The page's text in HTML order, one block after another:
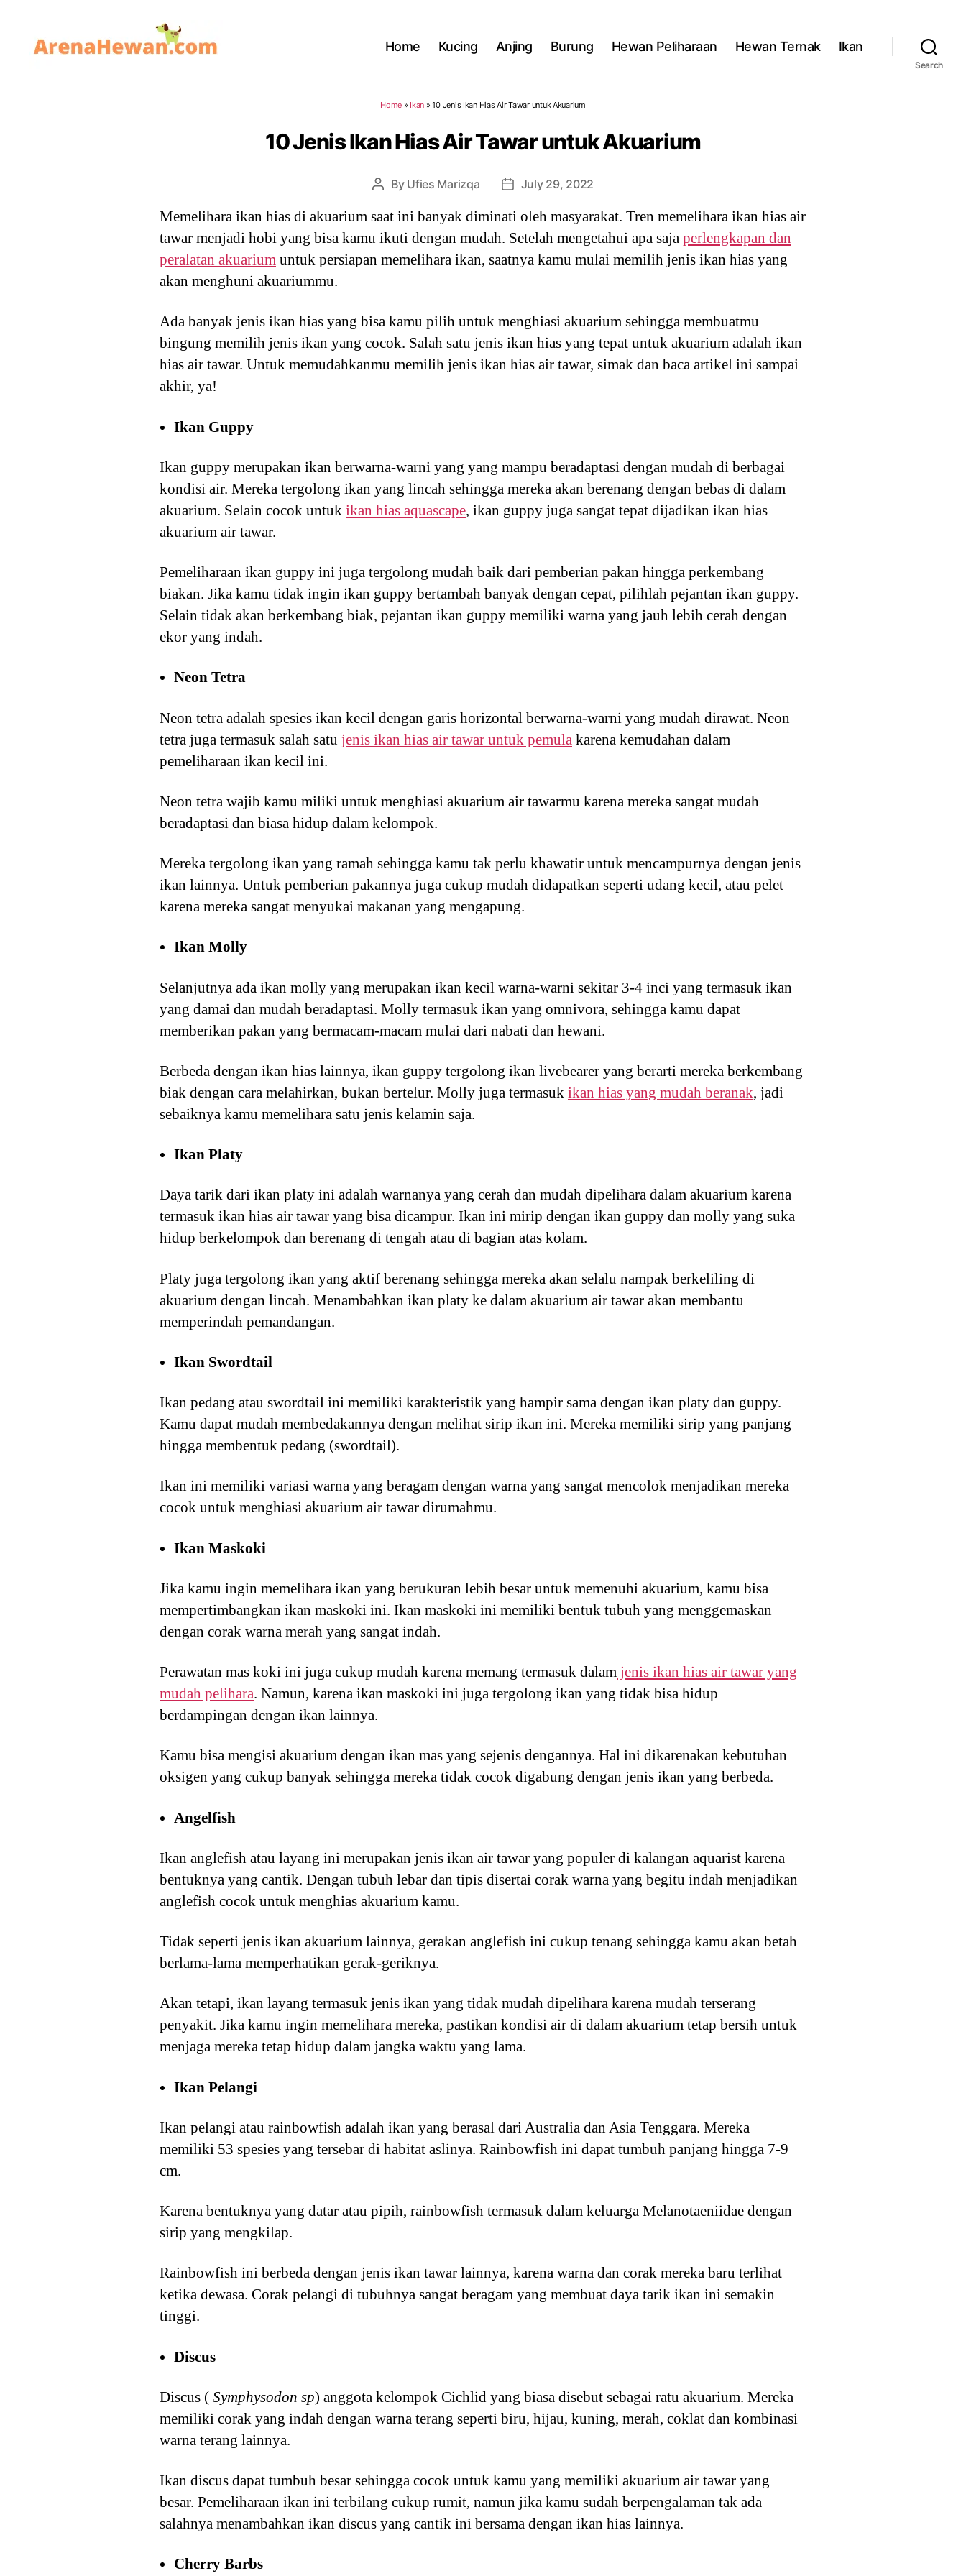
Home Kucing Anjing Burung Hewan Peliharaan Hewan Ternak Ikan
Search
Home » Ikan »10 Jenis Ikan Hias Air Tawar untuk Akuarium
10 Jenis Ikan Hias Air Tawar untuk Akuarium
Post
By Ufies Marizqa
PostJuly 29, 2022
Memelihara ikan hias di akuarium saat ini banyak diminati oleh masyarakat. Tren memelihara ikan hias air
tawar menjadi hobi yang bisa kamu ikuti dengan mudah. Setelah mengetahui apa saja perlengkapan dan
peralatan akuarium untuk persiapan memelihara ikan, saatnya kamu mulai memilih jenis ikan hias yang
akan menghuni akuariummu.
Ada banyak jenis ikan hias yang bisa kamu pilih untuk menghiasi akuarium sehingga membuatmu
bingung memilih jenis ikan yang cocok. Salah satu jenis ikan hias yang tepat untuk akuarium adalah ikan
hias air tawar. Untuk memudahkanmu memilih jenis ikan hias air tawar, simak dan baca artikel ini sampai
akhir, ya!
Ikan Guppy
Ikan guppy merupakan ikan berwarna-warni yang yang mampu beradaptasi dengan mudah di berbagai
kondisi air. Mereka tergolong ikan yang lincah sehingga mereka akan berenang dengan bebas di dalam
akuarium. Selain cocok untuk ikan hias aquascape, ikan guppy juga sangat tepat dijadikan ikan hias
akuarium air tawar.
Pemeliharaan ikan guppy ini juga tergolong mudah baik dari pemberian pakan hingga perkembang
biakan. Jika kamu tidak ingin ikan guppy bertambah banyak dengan cepat, pilihlah pejantan ikan guppy.
Selain tidak akan berkembang biak, pejantan ikan guppy memiliki warna yang jauh lebih cerah dengan
ekor yang indah.
Neon Tetra
Neon tetra adalah spesies ikan kecil dengan garis horizontal berwarna-warni yang mudah dirawat. Neon
tetra juga termasuk salah satu jenis ikan hias air tawar untuk pemula karena kemudahan dalam
pemeliharaan ikan kecil ini.
Neon tetra wajib kamu miliki untuk menghiasi akuarium air tawarmu karena mereka sangat mudah
beradaptasi dan biasa hidup dalam kelompok.
Mereka tergolong ikan yang ramah sehingga kamu tak perlu khawatir untuk mencampurnya dengan jenis
ikan lainnya. Untuk pemberian pakannya juga cukup mudah didapatkan seperti udang kecil, atau pelet
karena mereka sangat menyukai makanan yang mengapung.
Ikan Molly
Selanjutnya ada ikan molly yang merupakan ikan kecil warna-warni sekitar 3-4 inci yang termasuk ikan
yang damai dan mudah beradaptasi. Molly termasuk ikan yang omnivora, sehingga kamu dapat
memberikan pakan yang bermacam-macam mulai dari nabati dan hewani.
Berbeda dengan ikan hias lainnya, ikan guppy tergolong ikan livebearer yang berarti mereka berkembang
biak dengan cara melahirkan, bukan bertelur. Molly juga termasuk ikan hias yang mudah beranak, jadi
sebaiknya kamu memelihara satu jenis kelamin saja.
Ikan Platy
Daya tarik dari ikan platy ini adalah warnanya yang cerah dan mudah dipelihara dalam akuarium karena
termasuk ikan hias air tawar yang bisa dicampur. Ikan ini mirip dengan ikan guppy dan molly yang suka
hidup berkelompok dan berenang di tengah atau di bagian atas kolam.
Platy juga tergolong ikan yang aktif berenang sehingga mereka akan selalu nampak berkeliling di
akuarium dengan lincah. Menambahkan ikan platy ke dalam akuarium air tawar akan membantu
memperindah pemandangan.
Ikan Swordtail
Ikan pedang atau swordtail ini memiliki karakteristik yang hampir sama dengan ikan platy dan guppy.
Kamu dapat mudah membedakannya dengan melihat sirip ikan ini. Mereka memiliki sirip yang panjang
hingga membentuk pedang (swordtail).
Ikan ini memiliki variasi warna yang beragam dengan warna yang sangat mencolok menjadikan mereka
cocok untuk menghiasi akuarium air tawar dirumahmu.
Ikan Maskoki
Jika kamu ingin memelihara ikan yang berukuran lebih besar untuk memenuhi akuarium, kamu bisa
mempertimbangkan ikan maskoki ini. Ikan maskoki ini memiliki bentuk tubuh yang menggemaskan
dengan corak warna merah yang sangat indah.
Perawatan mas koki ini juga cukup mudah karena memang termasuk dalam jenis ikan hias air tawar yang
mudah pelihara. Namun, karena ikan maskoki ini juga tergolong ikan yang tidak bisa hidup
berdampingan dengan ikan lainnya.
Kamu bisa mengisi akuarium dengan ikan mas yang sejenis dengannya. Hal ini dikarenakan kebutuhan
oksigen yang cukup banyak sehingga mereka tidak cocok digabung dengan jenis ikan yang berbeda.
Angelfish
Ikan anglefish atau layang ini merupakan jenis ikan air tawar yang populer di kalangan aquarist karena
bentuknya yang cantik. Dengan tubuh lebar dan tipis disertai corak warna yang begitu indah menjadikan
anglefish cocok untuk menghias akuarium kamu.
Tidak seperti jenis ikan akuarium lainnya, gerakan anglefish ini cukup tenang sehingga kamu akan betah
berlama-lama memperhatikan gerak-geriknya.
Akan tetapi, ikan layang termasuk jenis ikan yang tidak mudah dipelihara karena mudah terserang
penyakit. Jika kamu ingin memelihara mereka, pastikan kondisi air di dalam akuarium tetap bersih untuk
menjaga mereka tetap hidup dalam jangka waktu yang lama.
Ikan Pelangi
Ikan pelangi atau rainbowfish adalah ikan yang berasal dari Australia dan Asia Tenggara. Mereka
memiliki 53 spesies yang tersebar di habitat aslinya. Rainbowfish ini dapat tumbuh panjang hingga 7-9
cm.
Karena bentuknya yang datar atau pipih, rainbowfish termasuk dalam keluarga Melanotaeniidae dengan
sirip yang mengkilap.
Rainbowfish ini berbeda dengan jenis ikan tawar lainnya, karena warna dan corak mereka baru terlihat
ketika dewasa. Corak pelangi di tubuhnya sangat beragam yang membuat daya tarik ikan ini semakin
tinggi.
Discus
Discus ( Symphysodon sp) anggota kelompok Cichlid yang biasa disebut sebagai ratu akuarium. Mereka
memiliki corak yang indah dengan warna terang seperti biru, hijau, kuning, merah, coklat dan kombinasi
warna terang lainnya.
Ikan discus dapat tumbuh besar sehingga cocok untuk kamu yang memiliki akuarium air tawar yang
besar. Pemeliharaan ikan ini terbilang cukup rumit, namun jika kamu sudah berpengalaman tak ada
salahnya menambahkan ikan discus yang cantik ini bersama dengan ikan hias lainnya.
Cherry Barbs